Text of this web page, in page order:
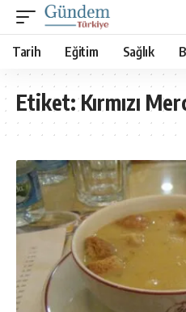
Tarih Eğitim Sağlık
Etiket:Kırmızı